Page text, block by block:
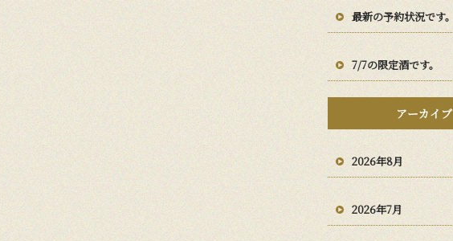
最新の予約状況です。
7/7の限定酒です。
アーカイブ
2026年8月
2026年7月